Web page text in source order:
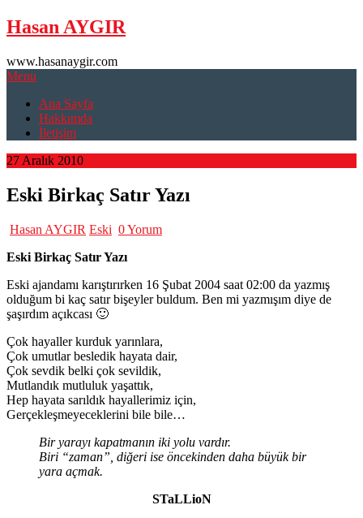
Skip
to
Hasan AYGIR
www.hasanaygir.com
Menu
Ana Sayfa
Hakkımda
İletişim
27 Aralık 2010
Eski Birkaç Satır Yazı
Hasan AYGIR Eski 0 Yorum
Eski Birkaç Satır Yazı
Eski ajandamı karıştırırken 16 Şubat 2004 saat 02:00 da yazmış
olduğum bi kaç satır bişeyler buldum. Ben mi yazmışım diye de
şaşırdım açıkcası 🙂
Çok hayaller kurduk yarınlara,
Çok umutlar besledik hayata dair,
Çok sevdik belki çok sevildik,
Mutlandık mutluluk yaşattık,
Hep hayata sarıldık hayallerimiz için,
Gerçekleşmeyeceklerini bile bile…
Bir yarayı kapatmanın iki yolu vardır.
Biri “zaman”, diğeri ise öncekinden daha büyük bir
yara açmak.
STaLLioN